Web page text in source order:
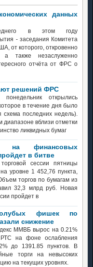
данных
в этом году
- заседания Комитета
от которого, откровенно
также незаслуженно
отчёта от ФРС о
решений ФРС
открылись
в течение дня было
схема последних недель).
диапазоне вблизи отметки
ликвидных бумаг
на финансовых
в битве
сессии пятницы
уровне 1 452,76 пункта,
торгов по бумагам из
32,3 млрд руб. Новая
пройдет в
фишек по
снижение
ММВБ вырос на 0.21%
на фоне ослабления
до 1391.85 пунктов. В
торги на невысоких
на текущих уровнях.